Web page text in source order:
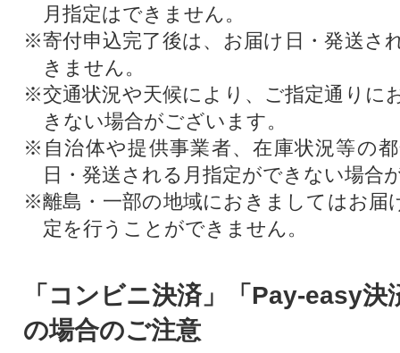
月指定はできません。
※寄付申込完了後は、お届け日・発送さ
きません。
※交通状況や天候により、ご指定通りに
きない場合がございます。
※自治体や提供事業者、在庫状況等の
日・発送される月指定ができない場合
※離島・一部の地域におきましてはお届
定を行うことができません。
「コンビニ決済」「Pay-easy決
の場合のご注意